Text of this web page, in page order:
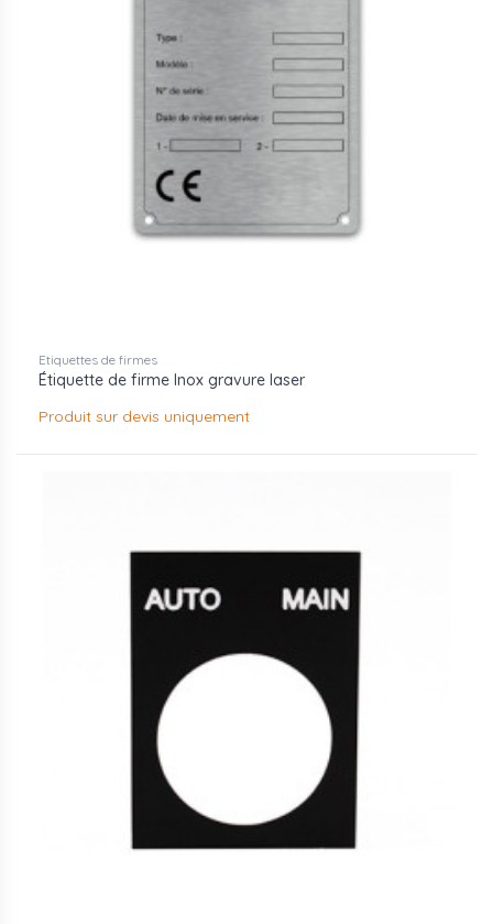
Etiquettes de firmes
Étiquette de firme Inox gravure laser
Produit sur devis uniquement